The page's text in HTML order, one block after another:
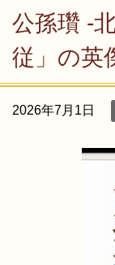
公孫瓚 -
従」の英
2026年7月1日